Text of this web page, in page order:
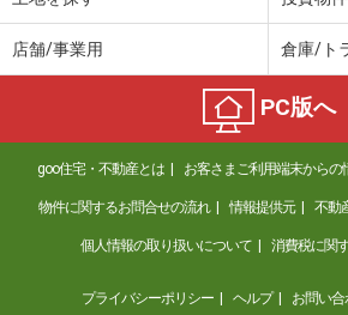
店舗/事業用 倉庫/ト
PC版へ
goo住宅・不動産とは お客さまご利用端末から
物件に関するお問合せの流れ 情報提供元 不動
個人情報の取り扱いについて 消費税に関
プライバシーポリシー ヘルプ お問い合